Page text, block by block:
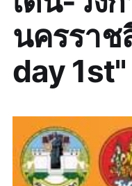
นครราช
day